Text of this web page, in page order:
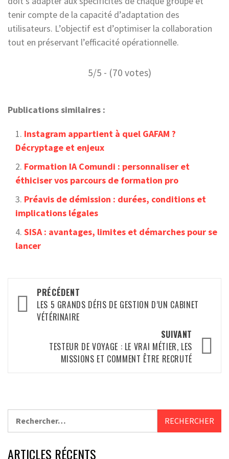
tenir compte de la capacité d’adaptation des
utilisateurs. L’objectif est d’optimiser la collaboration
tout en préservant l’efficacité opérationnelle.
5/5 - (70 votes)
Publications similaires :
Instagram appartient à quel GAFAM ?
Décryptage et enjeux
Formation IA Comundi : personnaliser et
éthiciser vos parcours de formation pro
Préavis de démission : durées, conditions et
implications légales
SISA : avantages, limites et démarches pour se
lancer
Navigation
d’article
PRÉCÉDENT
LES 5 GRANDS DÉFIS DE GESTION D’UN CABINET
VÉTÉRINAIRE
SUIVANT
TESTEUR DE VOYAGE : LE VRAI MÉTIER, LES
MISSIONS ET COMMENT ÊTRE RECRUTÉ
ARTICLES RÉCENTS